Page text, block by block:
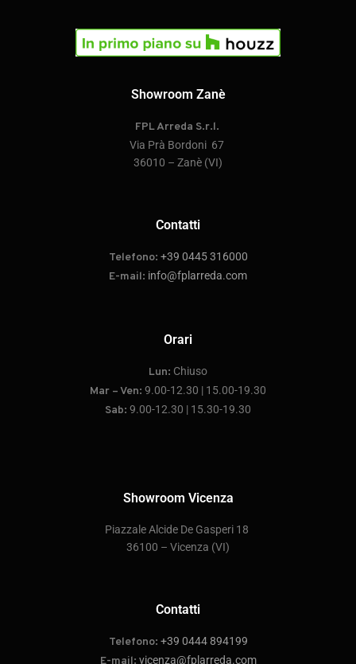
Showroom Zanè
FPL Arreda S.r.l.
Via Prà Bordoni 67
36010 – Zanè (VI)
Contatti
Telefono: +39 0445 316000
E-mail: info@fplarreda.com
Orari
Lun: Chiuso
Mar – Ven: 9.00-12.30 | 15.00-19.30
Sab: 9.00-12.30 | 15.30-19.30
Showroom Vicenza
Piazzale Alcide De Gasperi 18
36100 – Vicenza (VI)
Contatti
Telefono: +39 0444 894199
vicenza@fplarreda.com